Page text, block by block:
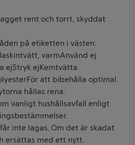
rent och torrt, skyddat
på etiketten i västen:
varmAnvänd ej
ejStryk ejKemtvätta
att bibehålla optimal
hållas rena.
vanligt hushållsavfall enligt
inte lagas. Om det är skadat
ersättas med ett nytt.